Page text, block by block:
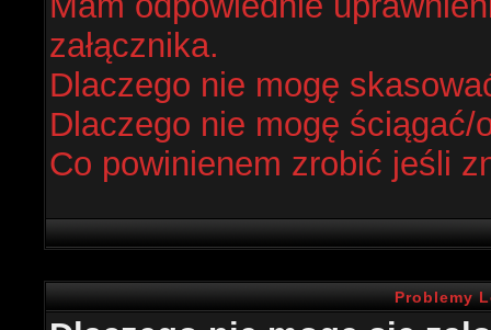
załącznika.
Dlaczego nie mogę
Dlaczego nie mogę ściągać/
Co powinienem zrobić jeśli
Problemy